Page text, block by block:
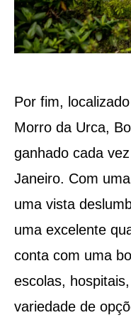
Por fim,
Morro da Urca,
ganhado cada
Janeiro. Com
uma vista
uma excelente
conta com uma
escolas,
variedade de